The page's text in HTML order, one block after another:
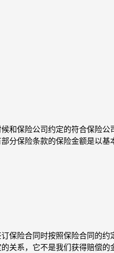
和保险公司约定的符合保险
分保险条款的保险金额是以
保险合同时按照保险合同的
关系，它不是我们获得赔偿